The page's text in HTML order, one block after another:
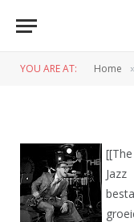
YOU ARE AT: Home
The Hague